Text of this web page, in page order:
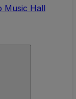
Music Hall